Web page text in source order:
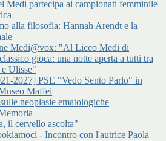
Medi partecipa ai campionati femminile
alla filosofia: Hannah Arendt e la
Medi@vox: "Al Liceo Medi di
gioca: una notte aperta a tutti tra
Ulisse"
2027] PSE "Vedo Sento Parlo" in
Maffei
neoplasie ematologiche
il cervello ascolta"
- Incontro con l'autrice Paola